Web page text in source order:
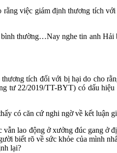
việc giám định thương tích
thường…Nay nghe tin anh
tích đối với bị hại do cho
tư 22/2019/TT-BYT) có dấu
có căn cứ nghi ngờ về kết luận
lao động ở xưởng đúc gang ở
biết rõ về sức khỏe của mình
lại?